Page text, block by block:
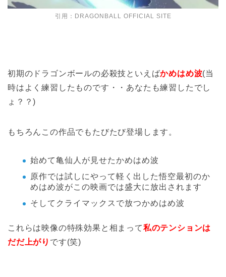
引用： DRAGONBALL OFFICIAL SITE
初期のドラゴンボールの必殺技といえばかめはめ波(当
時はよく練習したものです・・あなたも練習したでし
ょ？？)
もちろんこの作品でもたびたび登場します。
始めて亀仙人が見せたかめはめ波
原作では試しにやって軽く出した悟空最初のか
めはめ波がこの映画では盛大に放出されます
そしてクライマックスで放つかめはめ波
これらは映像の特殊効果と相まって私のテンションは
だだ上がり です(笑)